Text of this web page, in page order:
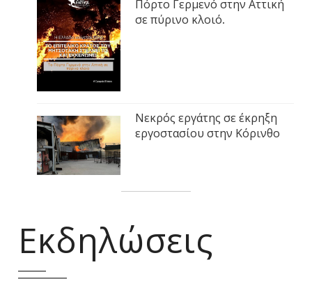
Πόρτο Γερμενό στην Αττική
σε πύρινο κλοιό.
Νεκρός εργάτης σε έκρηξη
εργοστασίου στην Κόρινθο
Εκδηλώσεις